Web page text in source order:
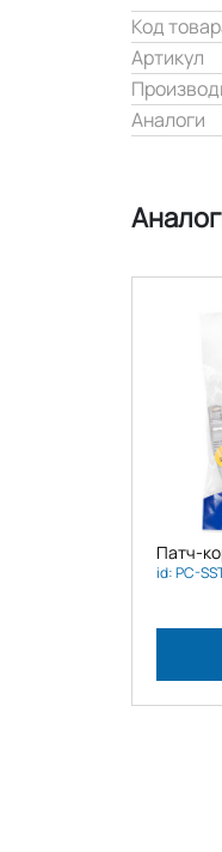
Код
Артикул
Аналоги
Патч-
id: PC-